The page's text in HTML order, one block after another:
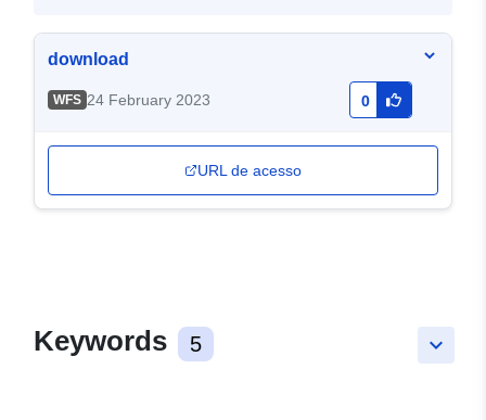
download
WFS 24 February 2023 0
URL de acesso
keyboard_arrow_down
Keywords 5